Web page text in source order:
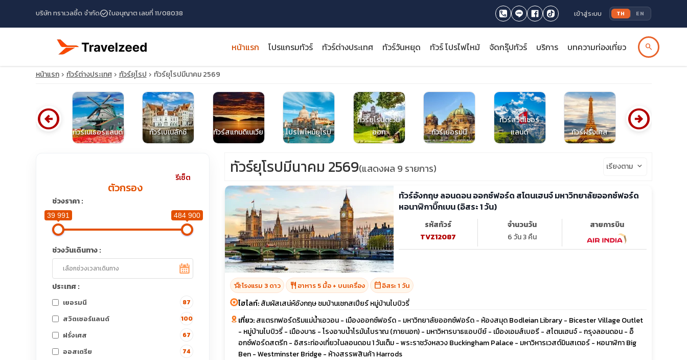
บริษัท ทราเวลซี้ด จำกัดcheck_circleใบอนุญาต เลขที่ 11/08038 เข้าสู่ระบบ TH EN
หน้าแรก โปรแกรมทัวร์ ทัวร์ต่างประเทศ ทัวร์วันหยุด ทัวร์ โปรไฟไหม้ จัดกรุ๊ปทัวร์ บริการ บทความท่องเที่ยว search
close
หน้าแรก ทัวร์ต่างประเทศ ทัวร์ยุโรป ทัวร์ยุโรปมีนาคม 2569
ทัวร์เนเธอร์แลนด์ ทัวร์เบเนลักซ์ ทัวร์สแกนดิเนเวีย โปรไฟไหม้ยุโรป
ทัวร์ยุโรปตะวัน
ออก
ทัวร์เยอรมนี
ทัวร์สวิตเซอร์
แลนด์
ทัวร์ฝรั่งเศส ทัวร์ออสเตรีย
arrow_circle_left arrow_circle_right
รีเซ็ต
ตัวกรอง
ช่วงราคา :
39 991 484 900
ช่วงวันเดินทาง :
ประเทศ :
เยอรมนี 87
สวิตเซอร์แลนด์ 100
ฝรั่งเศส 67
ออสเตรีย 74
ทัวร์ยุโรปมีนาคม 2569(แสดงผล 9 รายการ) เรียงตาม keyboard_arrow_down
ทัวร์อังกฤษ ลอนดอน ออกซ์ฟอร์ด สโตนเฮนจ์ มหาวิทยาลัยออกซ์ฟอร์ด
หอนาฬิกาบิ๊กเบน (อิสระ 1 วัน)
รหัสทัวร์
TVZ12087
จำนวนวัน
6 วัน 3 คืน
สายการบิน
hotel_classโรงแรม 3 ดาว restaurant อาหาร 5 มื้อ + บนเครื่อง calendar_todayอิสระ 1 วัน
ไฮไลท์:สัมผัสเสน่ห์อังกฤษ ชมบ้านเชกสเปียร์ หมู่บ้านไบบิวรี่
เที่ยว:สแตรทฟอร์ดริมแม่น้ำเอวอน - เมืองออกซ์ฟอร์ด - มหาวิทยาลัยออกซ์ฟอร์ด - ห้องสมุด Bodleian Library - Bicester Village Outlet
- หมู่บ้านไบบิวรี่ - เมืองบาธ - โรงอาบน้ำโรมันโบราณ (ภายนอก) - มหาวิหารบาธแอบบีย์ - เมืองเอมส์เบอรี - สโตนเฮนจ์ - กรุงลอนดอน - อ็
อกซ์ฟอร์ดสตรีท - อิสระท่องเที่ยวในลอนดอน 1 วันเต็ม - พระราชวังหลวง Buckingham Palace - มหาวิหารเวสต์มินสเตอร์ - หอนาฬิกา Big
Ben - Westminster Bridge - ห้างสรรพสินค้า Harrods